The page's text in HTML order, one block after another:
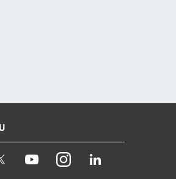
Twitter YoutubeInstagram